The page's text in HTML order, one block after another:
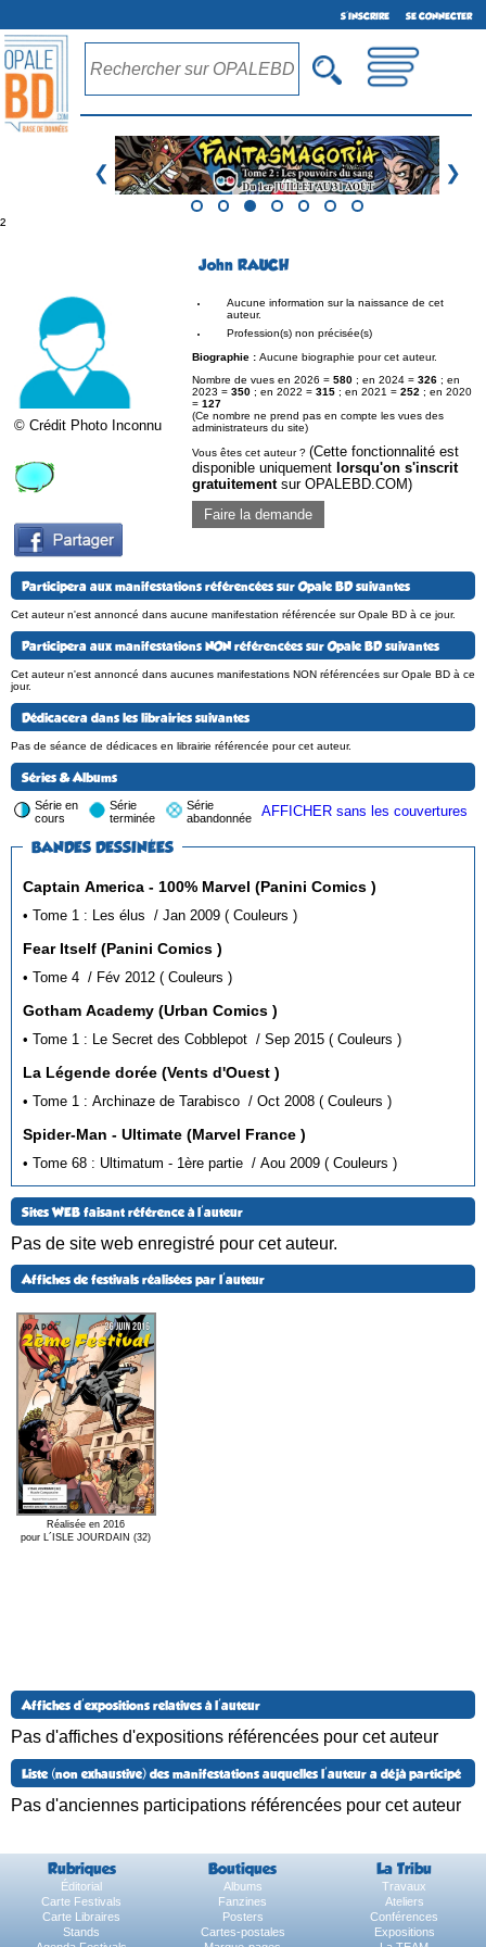
S'INSCRIRE SE CONNECTER
❮ ❯
²
John RAUCH
© Crédit Photo Inconnu
Aucune information sur la naissance de cet
auteur.
Profession(s) non précisée(s)
Biographie : Aucune biographie pour cet auteur.
Nombre de vues en 2026 = 580 ; en 2024 = 326 ; en
2023 = 350 ; en 2022 = 315 ; en 2021 = 252 ; en 2020
= 127
(Ce nombre ne prend pas en compte les vues des
administrateurs du site)
Vous êtes cet auteur ? (Cette fonctionnalité est
disponible uniquement lorsqu'on s'inscrit
gratuitementsur OPALEBD.COM)
Faire la demande
Participera aux manifestations référencées sur Opale BD suivantes
Cet auteur n'est annoncé dans aucune manifestation référencée sur Opale BD à ce jour.
Participera aux manifestations NON référencées sur Opale BD suivantes
Cet auteur n'est annoncé dans aucunes manifestations NON référencées sur Opale BD à ce
jour.
Dédicacera dans les librairies suivantes
Pas de séance de dédicaces en librairie référencée pour cet auteur.
Séries & Albums
Série en
cours
Série
terminée
Série
abandonnée
AFFICHER sans les couvertures
BANDES DESSINÉES
Captain America - 100% Marvel (Panini Comics )
• Tome 1 : Les élus / Jan 2009 ( Couleurs )
Fear Itself (Panini Comics )
• Tome 4 / Fév 2012 ( Couleurs )
Gotham Academy (Urban Comics )
• Tome 1 : Le Secret des Cobblepot / Sep 2015 ( Couleurs )
La Légende dorée (Vents d'Ouest )
• Tome 1 : Archinaze de Tarabisco / Oct 2008 ( Couleurs )
Spider-Man - Ultimate (Marvel France )
• Tome 68 : Ultimatum - 1ère partie / Aou 2009 ( Couleurs )
Sites WEB faisant référence à l'auteur
Pas de site web enregistré pour cet auteur.
Affiches de festivals réalisées par l'auteur
Réalisée en 2016
pour L´ISLE JOURDAIN (32)
Affiches d'expositions relatives à l'auteur
Pas d'affiches d'expositions référencées pour cet auteur
Liste (non exhaustive) des manifestations auquelles l'auteur a déjà participé
Pas d'anciennes participations référencées pour cet auteur
Rubriques Boutiques La Tribu
Éditorial Albums
Travaux
Carte Festivals
Fanzines
Ateliers
Carte Libraires
Posters
Conférences
Stands
Cartes-postales
Expositions